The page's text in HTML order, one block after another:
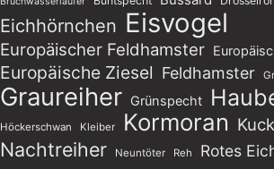
Eichhörnchen Eisvogel
Europäischer Feldhamster
Europäische Ziesel Feldhamster
Graureiher Grünspecht
Höckerschwan Kleiber Kormoran
Nachtreiher Neuntöter Reh Rotes